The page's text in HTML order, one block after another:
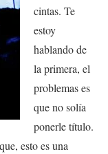
cintas. Te
estoy
hablando de
la primera, el
problemas es
que no solía
ponerle título.
esto es una